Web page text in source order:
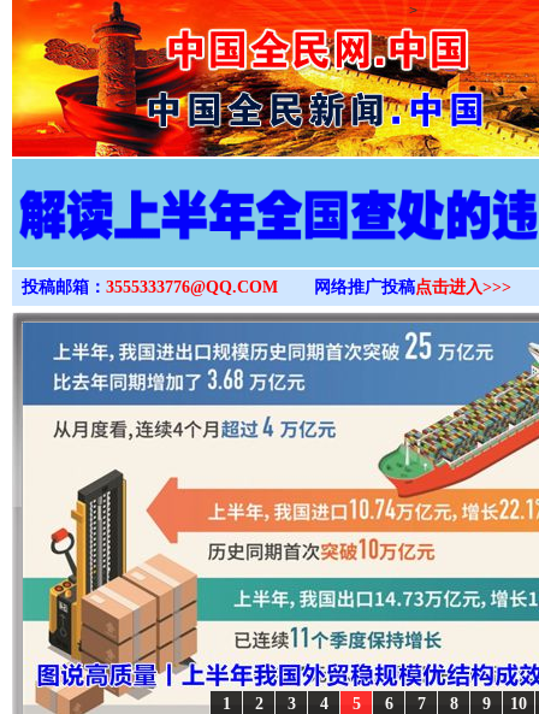
>
投稿邮箱： 3555333776@QQ.COM 网络推广投稿点击进入>>>
10
9
8
7
6
5
4
3
2
1